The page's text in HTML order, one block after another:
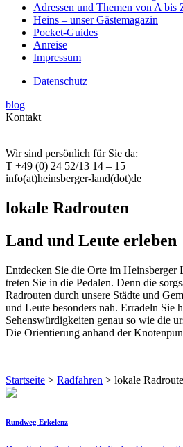
Adressen und Themen von A bis
Heins – unser Gästemagazin
Pocket-Guides
Anreise
Impressum
Datenschutz
blog
Kontakt
Wir sind persönlich für Sie da:
T +49 (0) 24 52/13 14 – 15
info(at)heinsberger-land(dot)de
lokale Radrouten
Land und Leute erleben
Entdecken Sie die Orte im Heinsberger
treten Sie in die Pedalen. Denn die
Radrouten durch unsere Städte und
und Leute besonders nah. Erradeln Sie
Sehenswürdigkeiten genau so wie die
Die Orientierung anhand der
Startseite > Radfahren > lokale
Rundweg Erkelenz